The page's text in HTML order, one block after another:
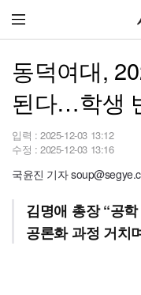
동덕여대,
된다…학생
입력 : 2025-12-03 13:12
수정 : 2025-12-03 13:16
국윤진 기자
김명애 총장 “공
공론화 과정 거치